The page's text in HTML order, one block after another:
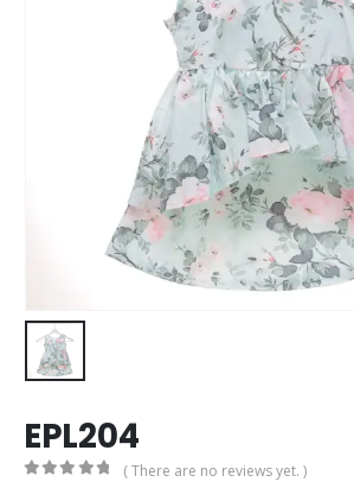
EPL204
( There are no reviews yet. )